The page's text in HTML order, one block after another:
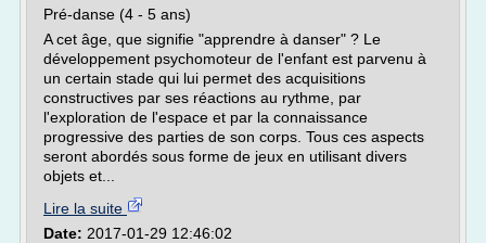
Pré-danse (4 - 5 ans)
A cet âge, que signifie "apprendre à danser" ? Le
développement psychomoteur de l'enfant est parvenu à
un certain stade qui lui permet des acquisitions
constructives par ses réactions au rythme, par
l'exploration de l'espace et par la connaissance
progressive des parties de son corps. Tous ces aspects
seront abordés sous forme de jeux en utilisant divers
objets et...
Lire la suite
Date: 2017-01-29 12:46:02